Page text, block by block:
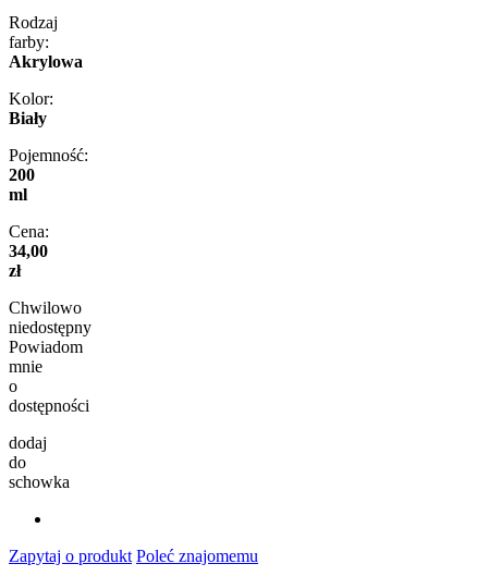
Rodzaj
farby:
Akrylowa
Kolor:
Biały
Pojemność:
200
ml
Cena:
34,00
zł
Chwilowo
niedostępny
Powiadom
mnie
o
dostępności
dodaj
do
schowka
Zapytaj o produkt Poleć znajomemu